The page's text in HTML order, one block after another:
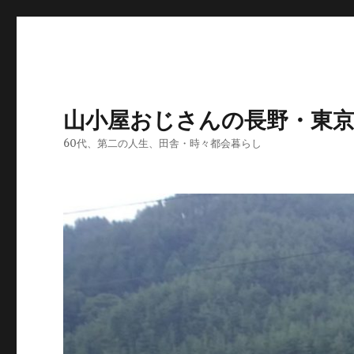
山小屋おじさんの長野・東
60代、第二の人生、田舎・時々都会暮らし